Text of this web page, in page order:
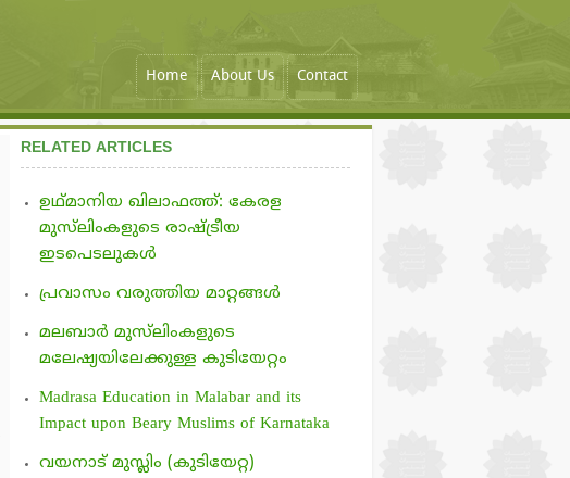
Home About Us Contact
RELATED ARTICLES
ഉഥ്മാനിയ ഖിലാഫത്ത്: കേരള
മുസ്‌ലിംകളുടെ രാഷ്ട്രീയ
ഇടപെടലുകള്‍
പ്രവാസം വരുത്തിയ മാറ്റങ്ങള്‍
മലബാര്‍ മുസ്‌ലിംകളുടെ
മലേഷ്യയിലേക്കുള്ള കുടിയേറ്റം
Madrasa Education in Malabar and its
Impact upon Beary Muslims of Karnataka
വയനാട് മുസ്ലിം (കുടിയേറ്റ)